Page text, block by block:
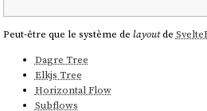
Peut-être que le système de layoutde
Dagre Tree
Elkjs Tree
Horizontal Flow
Subflows